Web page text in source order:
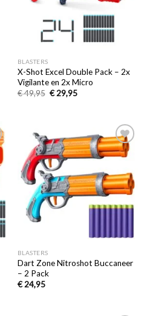
BLASTERS
X-Shot Excel Double Pack – 2x
Vigilante en 2x Micro
€49,95 €29,95
Toevoegen
BLASTERS
Dart Zone Nitroshot Buccaneer
– 2 Pack
€24,95